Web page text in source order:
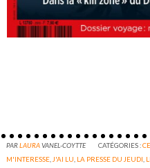
PARLAURAVANEL-COYTTE CATÉGORIES :
M'INTERESSE J'AI LU LA PRESSE DU JEUDI